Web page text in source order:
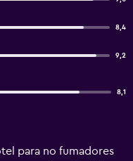
8,4
9,2
8,1
para no fumadores